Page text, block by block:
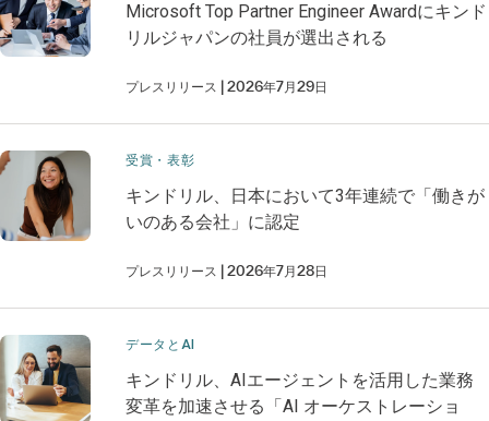
Microsoft Top Partner Engineer Awardにキンド
リルジャパンの社員が選出される
プレスリリース 2026年7月29日
受賞・表彰
キンドリル、日本において3年連続で「働きが
いのある会社」に認定
プレスリリース 2026年7月28日
データとAI
キンドリル、AIエージェントを活用した業務
変革を加速させる「AI オーケストレーショ